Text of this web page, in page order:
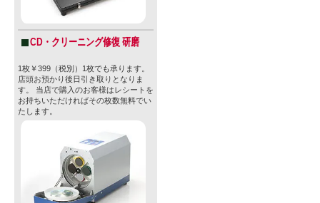
CD・クリーニング修復 研磨
1枚￥399（税別）1枚でも承ります。
店頭お預かり後日引き取りとなりま
す。 当店で購入のお客様はレシートを
お持ちいただければその枚数無料でい
たします。